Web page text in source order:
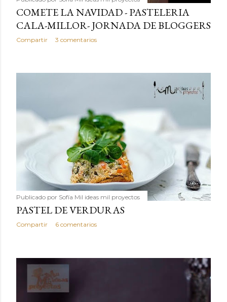
COMETE LA NAVIDAD - PASTELERIA
CALA-MILLOR- JORNADA DE BLOGGERS
Compartir 3 comentarios
Publicado por Sofía Mil ideas mil proyectos
PASTEL DE VERDURAS
Compartir 6 comentarios